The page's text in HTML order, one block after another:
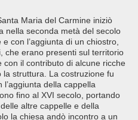
Maria del Carmine iniziò
nella seconda metà del secolo
con l’aggiunta di un chiostro,
che erano presenti sul territorio
il contributo di alcune ricche
struttura. La costruzione fu
della cappella
fino al XVI secolo, portando
altre cappelle e della
la chiesa andò incontro a un